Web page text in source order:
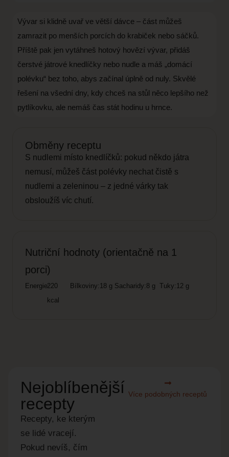
Vývar si klidně uvař ve větší dávce – část můžeš
zamrazit po menších porcích do krabiček nebo sáčků.
Příště pak jen vytáhneš hotový hovězí vývar, přidáš
čerstvé játrové knedlíčky nebo nudle a máš „domácí
polévku“ bez toho, abys začínal úplně od nuly. Skvělé
řešení na všední dny, kdy chceš na stůl něco lepšího než
pytlíkovku, ale nemáš čas stát hodinu u hrnce.
Obměny receptu
S nudlemi místo knedlíčků: pokud někdo játra
nemusí, můžeš část polévky nechat čistě s
nudlemi a zeleninou – z jedné várky tak
obsloužíš víc chutí.
Nutriční hodnoty (orientačně na 1
porci)
Energie:220
kcal
Bílkoviny: 18 g Sacharidy: 8 g Tuky: 12 g
Nejoblíbenější
recepty
Recepty, ke kterým
se lidé vracejí.
Pokud nevíš, čím
Více podobných receptů